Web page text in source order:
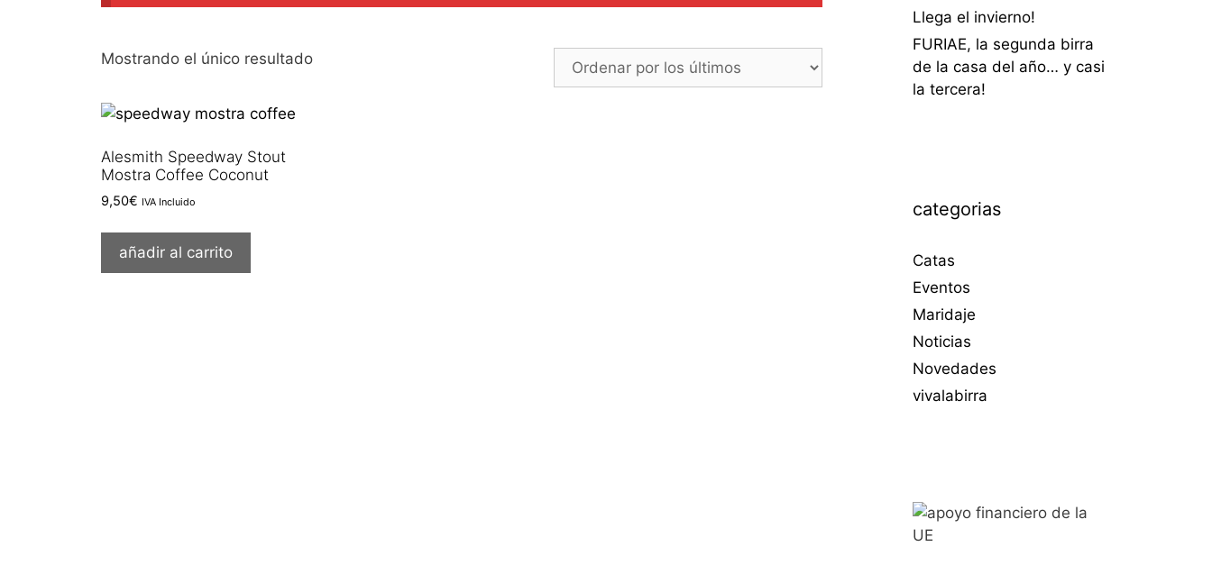
Mostrando el único resultado
Alesmith Speedway Stout
Mostra Coffee Coconut
9,50€ IVA Incluido
añadir al carrito
Llega el invierno!
FURIAE, la segunda birra
de la casa del año… y casi
la tercera!
categorias
Catas
Eventos
Maridaje
Noticias
Novedades
vivalabirra